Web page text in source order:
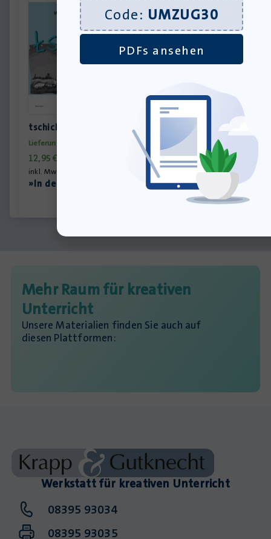
tschick – Schülerarbeitsheft
Lieferung bis 12.08.2026
12,95€
inkl. MwSt., zzgl.
»In den Warenkorb
Mehr Raum für kreativen
Unterricht
Unsere Materialien finden Sie auch auf
diesen Plattformen:
Werkstatt für kreativen Unterricht
08395 93034
08395 93035
Code: UMZUG30
PDFs ansehen